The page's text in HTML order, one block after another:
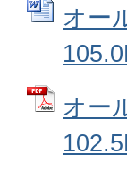
オー
オー